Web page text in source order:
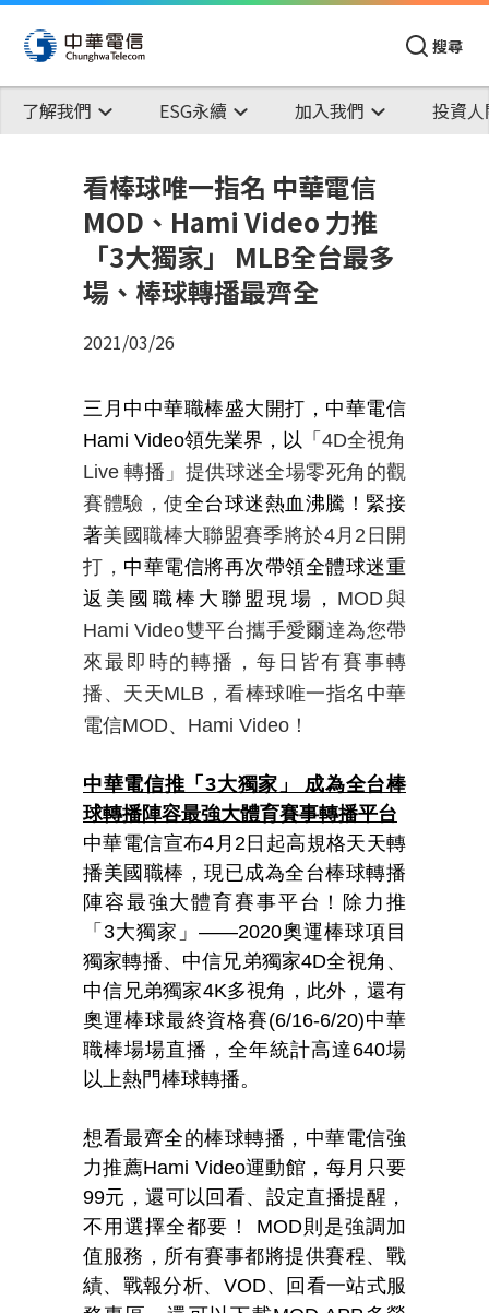
搜尋
了解我們 ESG永續 加入我們 投資
看棒球唯一指名 中華電信
MOD、Hami Video 力推
「3大獨家」 MLB全台最多
場、棒球轉播最齊全
2021/03/26
三月中中華職棒盛大開打，中華電信
Hami Video領先業界，以「 4D全視角
Live 轉播」提供球迷全場零死角的觀
賽體驗，使全台球迷熱血沸騰！緊接
著美國職棒大聯盟賽季將於4月2日開
打， 中華電信將再次帶領全體球迷重
返美國職棒大聯盟現場， MOD 與
Hami Video雙平台攜手愛爾達為您帶
來最即時的轉播，每日皆有賽事轉
播、天天MLB，看棒球唯一指名中華
電信MOD、Hami Video！
中華電信推「3大獨家」 成為全台棒
球轉播陣容最強大體育賽事轉播平台
中華電信宣布4月2日起高規格天天轉
播美國職棒，現已成為全台棒球轉播
陣容最強大體育賽事平台！除力推
「3大獨家」——2020奧運棒球項目
獨家轉播、中信兄弟獨家4D全視角、
中信兄弟獨家4K多視角，此外，還有
奧運棒球最終資格賽(6/16-6/20)中華
職棒場場直播，全年統計高達640場
以上熱門棒球轉播。
想看最齊全的棒球轉播，中華電信強
力推薦Hami Video運動館，每月只要
99元，還可以回看、設定直播提醒，
不用選擇全都要！ MOD則是強調加
值服務，所有賽事都將提供賽程、戰
績、戰報分析、VOD、回看一站式服